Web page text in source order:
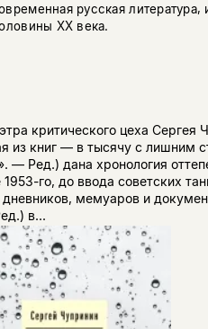
русская литература,
XX века.
критического цеха Сергея
из книг — в тысячу с лишним
— Ред.) дана хронология
го, до ввода советских
мемуаров и
в...